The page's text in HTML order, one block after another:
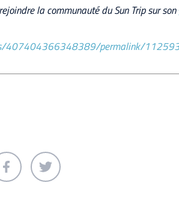
la communauté du Sun Trip sur son
407404366348389/permalink/